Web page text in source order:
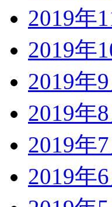
2019年
2019年
2019年9
2019年8
2019年7
2019年6